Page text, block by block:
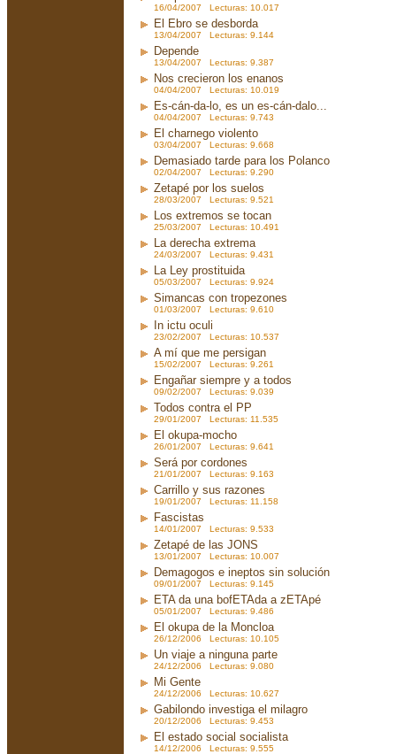
16/04/2007 Lecturas: 10.017
El Ebro se desborda
13/04/2007 Lecturas: 9.144
Depende
13/04/2007 Lecturas: 9.387
Nos crecieron los enanos
04/04/2007 Lecturas: 10.019
Es-cán-da-lo, es un es-cán-dalo...
04/04/2007 Lecturas: 9.743
El charnego violento
03/04/2007 Lecturas: 9.668
Demasiado tarde para los Polanco
02/04/2007 Lecturas: 9.290
Zetapé por los suelos
28/03/2007 Lecturas: 9.521
Los extremos se tocan
25/03/2007 Lecturas: 10.491
La derecha extrema
24/03/2007 Lecturas: 9.431
La Ley prostituida
05/03/2007 Lecturas: 9.924
Simancas con tropezones
01/03/2007 Lecturas: 9.610
In ictu oculi
23/02/2007 Lecturas: 10.537
A mí que me persigan
15/02/2007 Lecturas: 9.261
Engañar siempre y a todos
09/02/2007 Lecturas: 9.039
Todos contra el PP
29/01/2007 Lecturas: 11.535
El okupa-mocho
26/01/2007 Lecturas: 9.641
Será por cordones
21/01/2007 Lecturas: 9.163
Carrillo y sus razones
19/01/2007 Lecturas: 11.158
Fascistas
14/01/2007 Lecturas: 9.533
Zetapé de las JONS
13/01/2007 Lecturas: 10.007
Demagogos e ineptos sin solución
09/01/2007 Lecturas: 9.145
ETA da una bofETAda a zETApé
05/01/2007 Lecturas: 9.486
El okupa de la Moncloa
26/12/2006 Lecturas: 10.105
Un viaje a ninguna parte
24/12/2006 Lecturas: 9.080
Mi Gente
24/12/2006 Lecturas: 10.627
Gabilondo investiga el milagro
20/12/2006 Lecturas: 9.453
El estado social socialista
14/12/2006 Lecturas: 9.555